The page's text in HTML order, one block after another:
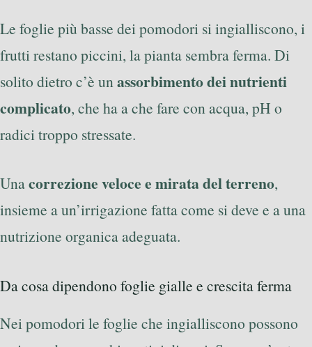
Le foglie più basse dei pomodori si ingialliscono, i
frutti restano piccini, la pianta sembra ferma. Di
solito dietro c’è unassorbimento dei nutrienti
complicato, che ha a che fare con acqua, pH o
radici troppo stressate.
Unacorrezione veloce e mirata del terreno,
insieme a un’irrigazione fatta come si deve e a una
nutrizione organica adeguata.
Da cosa dipendono foglie gialle e crescita ferma
Nei pomodori le foglie che ingialliscono possono